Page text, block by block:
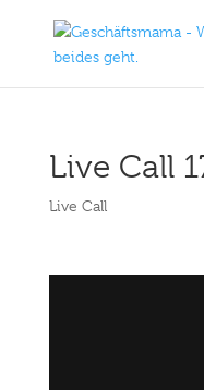
Live Call
Live Call